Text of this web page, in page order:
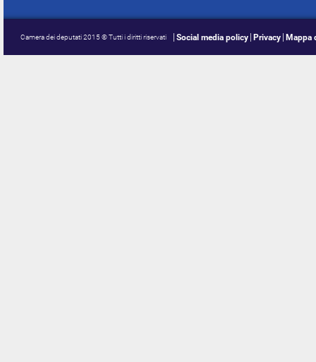
Camera dei deputati 2015 © Tutti i diritti riservati Social media policy Privacy Mappa